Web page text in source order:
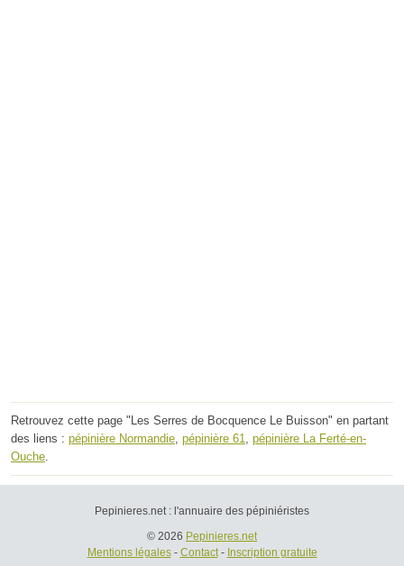
Retrouvez cette page "Les Serres de Bocquence Le Buisson" en partant
des liens : pépinière Normandie, pépinière 61, pépinière La Ferté-en-
Ouche.
Pepinieres.net : l'annuaire des pépiniéristes
© 2026 Pepinieres.net
Mentions légales- Contact- Inscription gratuite